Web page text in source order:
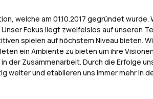
welche am 01.10.2017 gegründet wurde.
Fokus liegt zweifelslos auf unseren
spielen auf höchstem Niveau bieten.
ein Ambiente zu bieten um ihre
der Zusammenarbeit. Durch die Erfolge
weiter und etablieren uns immer mehr in